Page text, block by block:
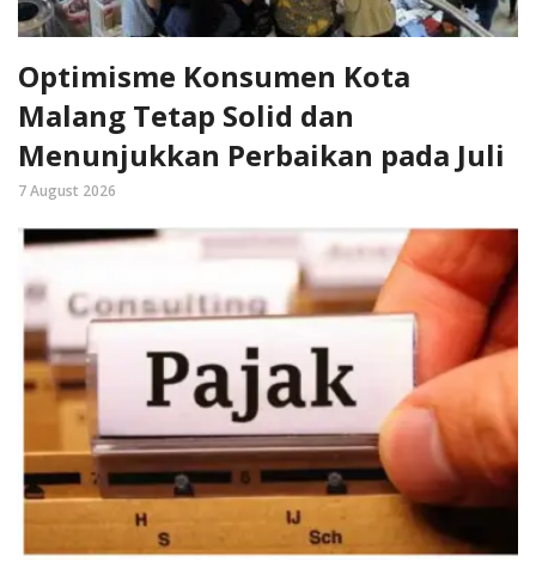
Optimisme Konsumen Kota
Malang Tetap Solid dan
Menunjukkan Perbaikan pada Juli
7 August 2026